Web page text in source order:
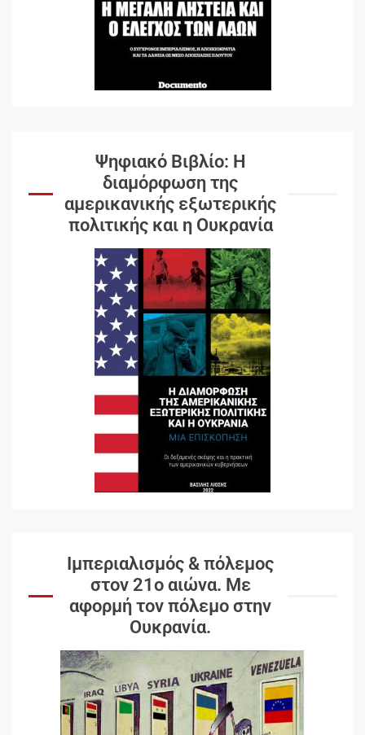
Ψηφιακό Βιβλίο: Η
διαμόρφωση της
αμερικανικής εξωτερικής
πολιτικής και η Ουκρανία
Ιμπεριαλισμός & πόλεμος
στον 21ο αιώνα. Mε
αφορμή τον πόλεμο στην
Ουκρανία.